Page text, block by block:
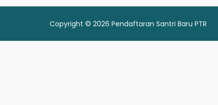
Copyright © 2026 Pendaftaran Santri Baru PTR